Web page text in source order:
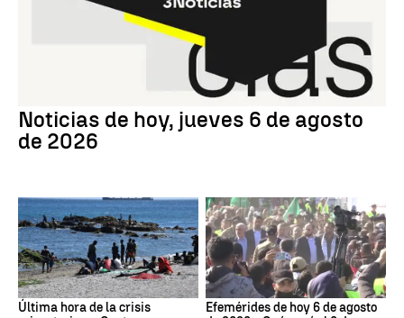
Noticias de hoy, jueves 6 de agosto
de 2026
Última hora de la crisis
Efemérides de hoy 6 de agosto